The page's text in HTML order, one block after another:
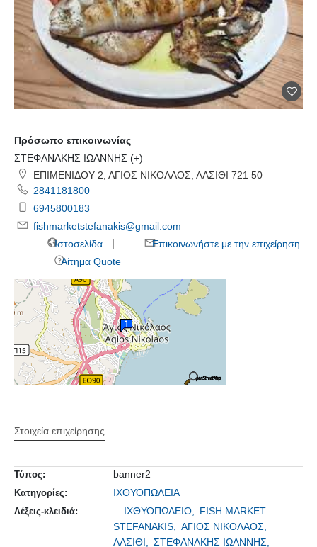
Πρόσωπο επικοινωνίας
ΣΤΕΦΑΝΑΚΗΣ ΙΩΑΝΝΗΣ (+)
ΕΠΙΜΕΝΙΔΟΥ 2, ΑΓΙΟΣ ΝΙΚΟΛΑΟΣ, ΛΑΣΙΘΙ 721 50
2841181800
6945800183
fishmarketstefanakis@gmail.com
Ιστοσελίδα
Επικοινωνήστε με την επιχείρηση
Αίτημα Quote
Στοιχεία επιχείρησης
Τύπος: banner2
Κατηγορίες: ΙΧΘΥΟΠΩΛΕΙΑ
Λέξεις-κλειδιά: ΙΧΘΥΟΠΩΛΕΙΟ,
FISH MARKET
STEFANAKIS,
ΑΓΙΟΣ ΝΙΚΟΛΑΟΣ,
ΛΑΣΙΘΙ,
ΣΤΕΦΑΝΑΚΗΣ ΙΩΑΝΝΗΣ,